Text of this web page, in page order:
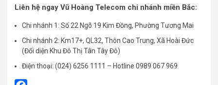
Liên hệ ngay Vũ Hoàng Telecom chi nhánh miền Bắc:
Chi nhánh 1: Số 22 Ngõ 19 Kim Đồng, Phường Tương Mai
Chi nhánh 2: Km17+, QL32, Thôn Cao Trung, Xã Hoài Đức
(Đối diện Khu Đô Thị Tân Tây Đô)
Điện thoại: (024) 6256 1111 – Hotline 0989 067 969